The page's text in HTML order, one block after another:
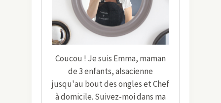
Coucou ! Je suis Emma, maman
de 3 enfants, alsacienne
jusqu'au bout des ongles et Chef
à domicile. Suivez-moi dans ma